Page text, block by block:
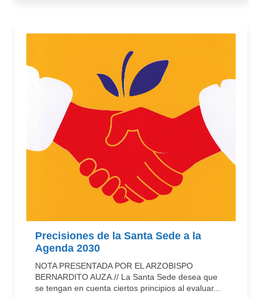
Precisiones de la Santa Sede a la
Agenda 2030
NOTA PRESENTADA POR EL ARZOBISPO
BERNARDITO AUZA.// La Santa Sede desea que
se tengan en cuenta ciertos principios al evaluar...